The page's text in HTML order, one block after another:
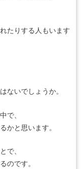
たりする人もいます
ないでしょうか。
で、
かと思います。
で、
のです。